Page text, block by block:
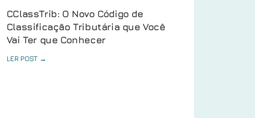
CClassTrib: O Novo Código de
Classificação Tributária que Você
Vai Ter que Conhecer
LER POST →